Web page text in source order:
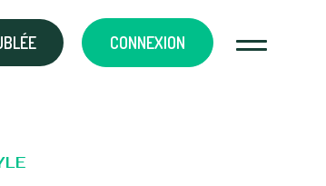
CONNEXION